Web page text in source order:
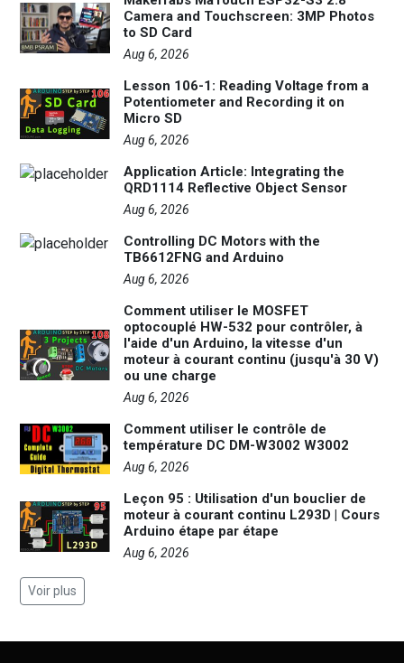
Camera and Touchscreen: 3MP Photos
to SD Card
Aug 6, 2026
Lesson 106-1: Reading Voltage from a
Potentiometer and Recording it on
Micro SD
Aug 6, 2026
Application Article: Integrating the
QRD1114 Reflective Object Sensor
Aug 6, 2026
Controlling DC Motors with the
TB6612FNG and Arduino
Aug 6, 2026
Comment utiliser le MOSFET
optocouplé HW-532 pour contrôler, à
l'aide d'un Arduino, la vitesse d'un
moteur à courant continu (jusqu'à 30 V)
ou une charge
Aug 6, 2026
Comment utiliser le contrôle de
température DC DM-W3002 W3002
Aug 6, 2026
Leçon 95 : Utilisation d'un bouclier de
moteur à courant continu L293D | Cours
Arduino étape par étape
Aug 6, 2026
Voir plus